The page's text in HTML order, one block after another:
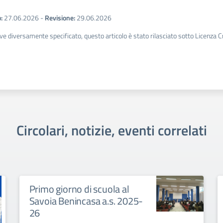
27.06.2026 -Revisione:29.06.2026
diversamente specificato, questo articolo è stato rilasciato sotto Licenza
Circolari, notizie, eventi correlati
Docenti unitario
Collegio Docenti Unitario giovedì 11
Dislocazione
classi/
2025/2026